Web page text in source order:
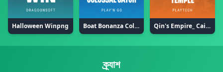
Halloween Winpng Boat Bonanza Colossal Catchpng Qin's Empire_ Caishen's Templepng
ক্র্যাশ